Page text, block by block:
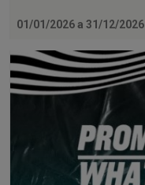
01/01/2026 a 31/12/2026